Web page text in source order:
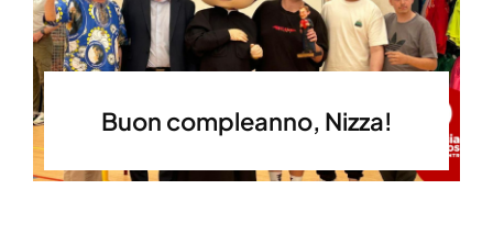
Buon compleanno, Nizza!